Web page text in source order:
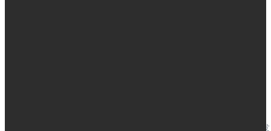
全力支持客户发